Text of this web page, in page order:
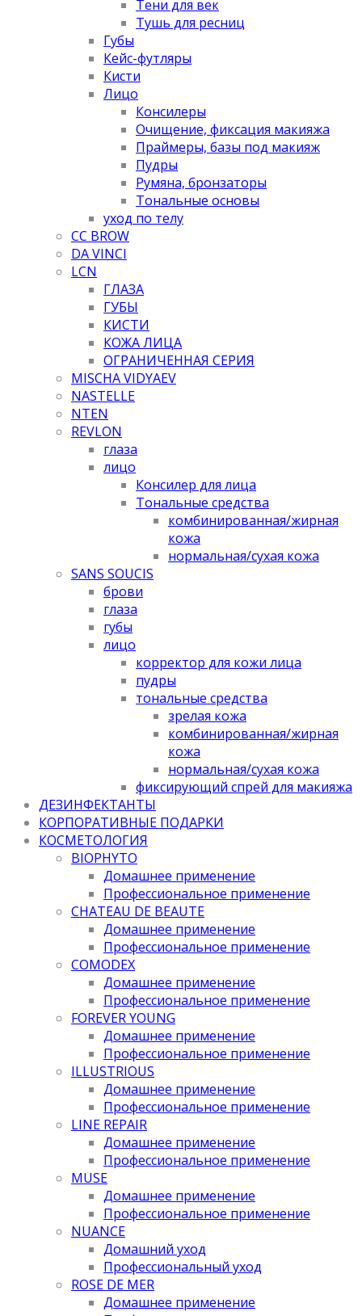
Тени для век
Тушь для ресниц
Губы
Кейс-футляры
Кисти
Лицо
Консилеры
Очищение, фиксация макияжа
Праймеры, базы под макияж
Пудры
Румяна, бронзаторы
Тональные основы
уход по телу
CC BROW
DA VINCI
LCN
ГЛАЗА
ГУБЫ
КИСТИ
КОЖА ЛИЦА
ОГРАНИЧЕННАЯ СЕРИЯ
MISCHA VIDYAEV
NASTELLE
NTEN
REVLON
глаза
лицо
Консилер для лица
Тональные средства
комбинированная/жирная
кожа
нормальная/cухая кожа
SANS SOUCIS
брови
глаза
губы
лицо
корректор для кожи лица
пудры
тональные средства
зрелая кожа
комбинированная/жирная
кожа
нормальная/cухая кожа
фиксирующий спрей для макияжа
ДЕЗИНФЕКТАНТЫ
КОРПОРАТИВНЫЕ ПОДАРКИ
КОСМЕТОЛОГИЯ
BIOPHYTO
Домашнее применение
Профессиональное применение
CHATEAU DE BEAUTE
Домашнее применение
Профессиональное применение
COMODEX
Домашнее применение
Профессиональное применение
FOREVER YOUNG
Домашнее применение
Профессиональное применение
ILLUSTRIOUS
Домашнее применение
Профессиональное применение
LINE REPAIR
Домашнее применение
Профессиональное применение
MUSE
Домашнее применение
Профессиональное применение
NUANCE
Домашний уход
Профессиональный уход
ROSE DE MER
Домашнее применение